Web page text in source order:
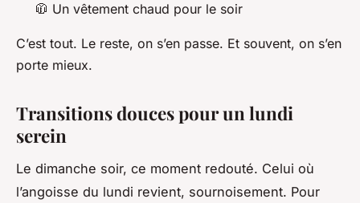
🧥 Un vêtement chaud pour le soir
C’est tout. Le reste, on s’en passe. Et souvent, on s’en
porte mieux.
Transitions douces pour un lundi
serein
Le dimanche soir, ce moment redouté. Celui où
l’angoisse du lundi revient, sournoisement. Pour